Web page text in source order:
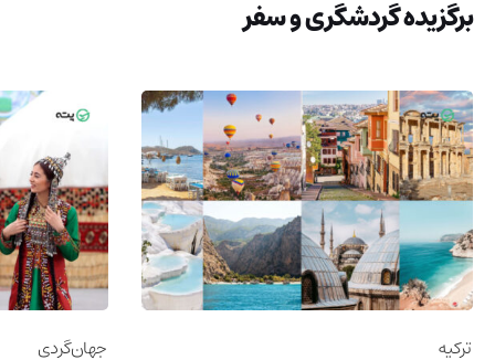
برگزیده گردشگری و سفر
ترکیه جهان‌گردی